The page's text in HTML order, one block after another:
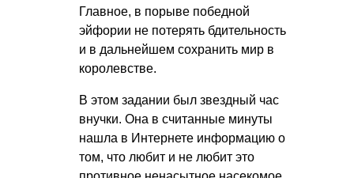
Главное, в порыве победной
эйфории не потерять бдительность
и в дальнейшем сохранить мир в
королевстве.
В этом задании был звездный час
внучки. Она в считанные минуты
нашла в Интернете информацию о
том, что любит и не любит это